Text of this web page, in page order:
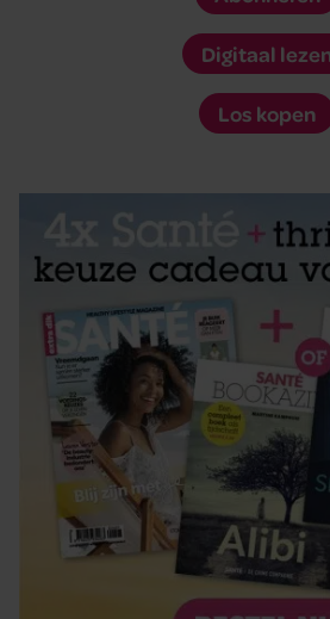
Digitaal
Los kopen